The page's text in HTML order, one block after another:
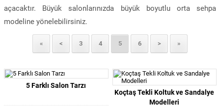
açacaktır. Büyük salonlarınızda büyük boyutlu orta sehpa
modeline yönelebilirsiniz.
« < 3 4 5 6 > »
5 Farklı Salon Tarzı
Koçtaş Tekli Koltuk ve Sandalye
Modelleri